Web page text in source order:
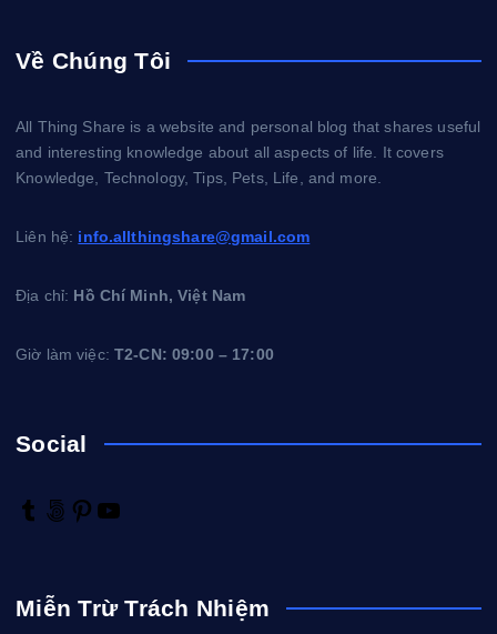
Về Chúng Tôi
All Thing Share is a website and personal blog that shares useful
and interesting knowledge about all aspects of life. It covers
Knowledge, Technology, Tips, Pets, Life, and more.
Liên hệ: info.allthingshare@gmail.com
Địa chỉ: Hồ Chí Minh, Việt Nam
Giờ làm việc:T2-CN: 09:00 – 17:00
Social
T
l
5
x
P
e
Miễn Trừ Trách Nhiệm